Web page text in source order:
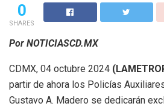
0
SHARES
Por NOTICIASCD.MX
CDMX, 04 octubre 2024
partir de ahora los Policías
Gustavo A. Madero se dedicarán